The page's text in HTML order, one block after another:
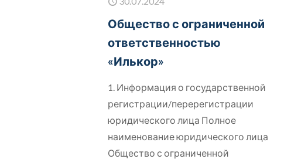
Общество с ограниченной
ответственностью
«Илькор»
1. Информация о государственной
регистрации/перерегистрации
юридического лица Полное
наименование юридического лица
Общество с ограниченной